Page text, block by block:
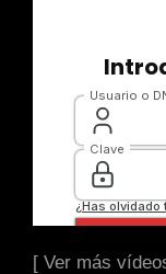
[ Ver más